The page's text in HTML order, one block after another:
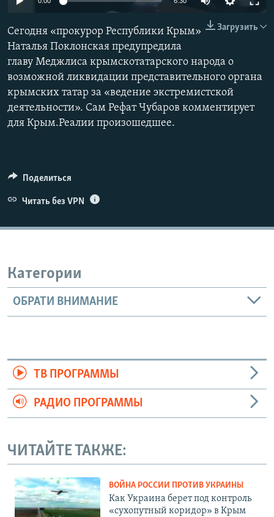
ПОБЕДИТЕЛЕЙ НЕ СУДЯТ?
КРЫМ.НЕПОКОРЕННЫЙ
ELIFBE
УКРАИНСКАЯ ПРОБЛЕМА КРЫМА
Все сайты RFE/RL
Загрузить
Сегодня «прокурор Республики Крым»
Наталья Поклонская предупредила
главу Меджлиса крымскотатарского народа о
возможной ликвидации представительного органа
крымских татар за «ведение экстремистской
деятельности». Сам Рефат Чубаров комментирует
для Крым.Реалии произошедшее.
Поделиться
Читать без VPN
Категории
ОБРАТИ ВНИМАНИЕ
ТВ ПРОГРАММЫ
РАДИО ПРОГРАММЫ
ЧИТАЙТЕ ТАКЖЕ:
ВОЙНА РОССИИ ПРОТИВ УКРАИНЫ
Как Украина берет под контроль
«сухопутный коридор» в Крым